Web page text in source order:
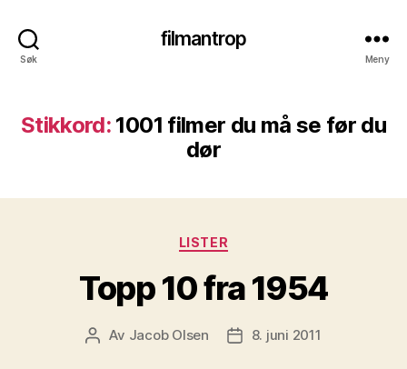
Søk
filmantrop
Meny
Stikkord: 1001 filmer du må se før du
dør
Kategorier
LISTER
Topp 10 fra 1954
Innleggsforfatter
Av Jacob Olsen Publiseringsdato
8. juni 2011